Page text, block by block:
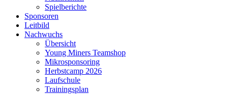
Spielberichte
Sponsoren
Leitbild
Nachwuchs
Übersicht
Young Miners Teamshop
Mikrosponsoring
Herbstcamp 2026
Laufschule
Trainingsplan